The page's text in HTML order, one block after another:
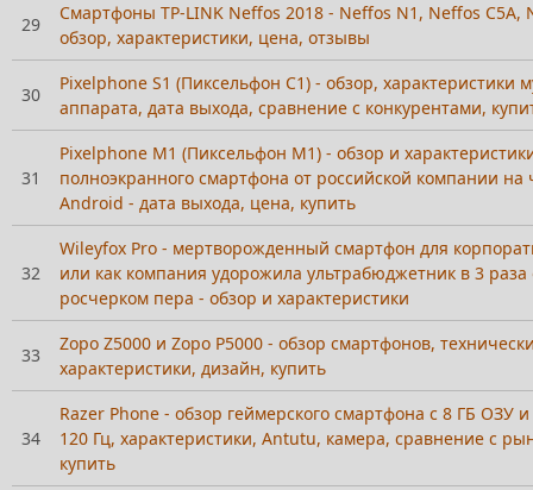
29
Смартфоны TP-LINK Neffos 2018 - Neffos N1, Neffos C5A,
обзор, характеристики, цена, отзывы
30
Pixelphone S1 (Пиксельфон С1) - обзор, характеристики
аппарата, дата выхода, сравнение с конкурентами,
31
Pixelphone M1 (Пиксельфон М1) - обзор и
полноэкранного смартфона от российской компании на
Android - дата выхода, цена, купить
32
Wileyfox Pro - мертворожденный смартфон для
или как компания удорожила ультрабюджетник в 3
росчерком пера - обзор и характеристики
33
Zopo Z5000 и Zopo P5000 - обзор смартфонов,
характеристики, дизайн, купить
34
Razer Phone - обзор геймерского смартфона с 8 ГБ ОЗУ
120 Гц, характеристики, Antutu, камера, сравнение с
купить